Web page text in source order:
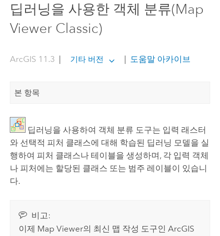
딥러닝을 사용한 객체 분류(Map
Viewer Classic)
ArcGIS 11.3 기타 버전 도움말 아카이브
본 항목
딥러닝을 사용하여 객체 분류 도구는 입력 래스터
와 선택적 피처 클래스에 대해 학습된 딥러닝 모델을 실
행하여 피처 클래스나 테이블을 생성하며, 각 입력 객체
나 피처에는 할당된 클래스 또는 범주 레이블이 있습니
다.
비고:
이제 Map Viewer의 최신 맵 작성 도구인ArcGIS